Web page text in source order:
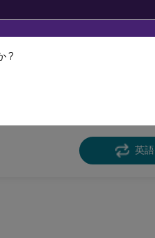
英
?